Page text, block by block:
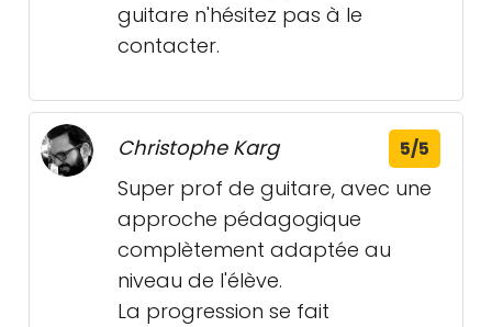
guitare n'hésitez pas à le
contacter.
Christophe Karg 5/5
Super prof de guitare, avec une
approche pédagogique
complètement adaptée au
niveau de l'élève.
La progression se fait